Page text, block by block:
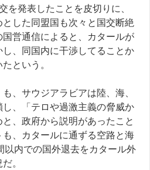
を発表したことを皮切りに、
した同盟国も次々と国交断絶
営通信によると、カタールが
、同国内に干渉してることか
という。
、 サウジアラビアは陸、海、
、
「テロや過激主義の脅威か
、政府から説明があったこと
、カタールに通ずる空路と海
以内での国外退去をカタール外
。